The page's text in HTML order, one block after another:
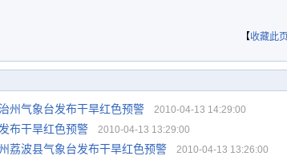
【收藏此页
州气象台发布干旱红色预警 2010-04-13 14:29:00
布干旱红色预警 2010-04-13 13:29:00
荔波县气象台发布干旱红色预警 2010-04-13 13:26:00